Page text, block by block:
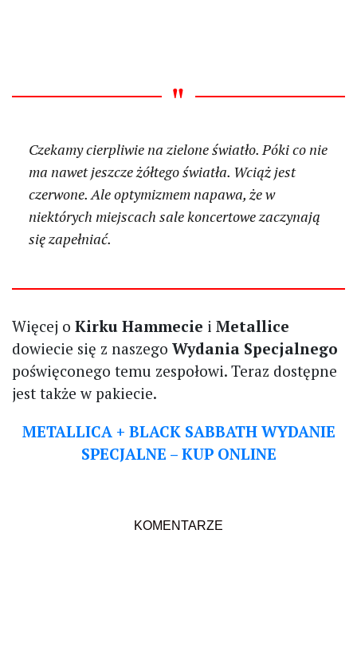
Czekamy cierpliwie na zielone światło. Póki co nie
ma nawet jeszcze żółtego światła. Wciąż jest
czerwone. Ale optymizmem napawa, że w
niektórych miejscach sale koncertowe zaczynają
się zapełniać.
Więcej o Kirku Hammecie i Metallice
dowiecie się z naszego Wydania Specjalnego
poświęconego temu zespołowi. Teraz dostępne
jest także w pakiecie.
METALLICA + BLACK SABBATH WYDANIE
SPECJALNE – KUP ONLINE
KOMENTARZE